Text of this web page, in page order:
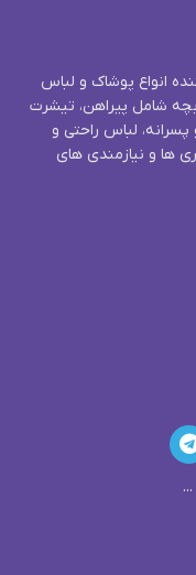
انواع پوشاک و لباس
شامل پیراهن، تیشرت
لباس راحتی و
ها و نیازمندی های
...